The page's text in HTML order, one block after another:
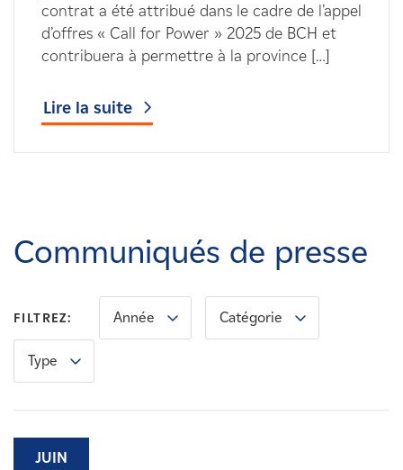
contrat a été attribué dans le cadre de l’appel
d’offres « Call for Power » 2025 de BCH et
contribuera à permettre à la province […]
Lire la suite
Communiqués de presse
FILTREZ: Année Catégorie
Type
JUIN